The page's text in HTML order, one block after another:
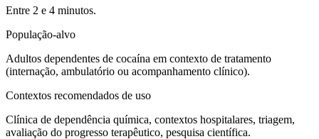
Entre 2 e 4 minutos.
População-alvo
Adultos dependentes de cocaína em contexto de tratamento
(internação, ambulatório ou acompanhamento clínico).
Contextos recomendados de uso
Clínica de dependência química, contextos hospitalares, triagem,
avaliação do progresso terapêutico, pesquisa científica.